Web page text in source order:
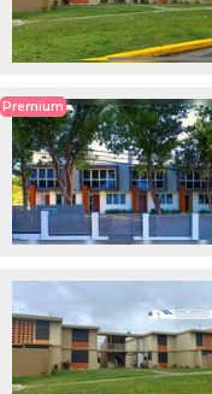
Premium